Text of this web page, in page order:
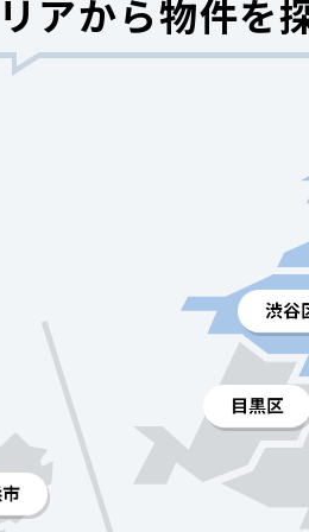
アから物件を